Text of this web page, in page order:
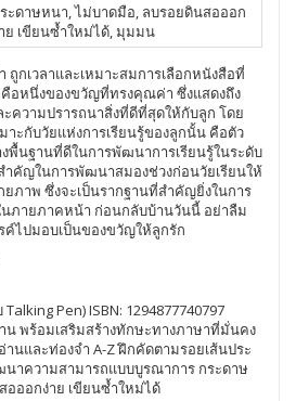
ะดาษหนา, ไม่บาดมือ, ลบรอยดินสอออก
ย เขียนซ้ำใหม่ได้, มุมมน
กเวลาและเหมาะสมการเลือกหนังสือที่
อหนึ่งของขวัญที่ทรงคุณค่า ซึ่งแสดงถึง
ะความปรารถนาสิ่งที่ดีที่สุดให้กับลูก โดย
าะกับวัยแห่งการเรียนรู้ของลูกนั้น คือตัว
พื้นฐานที่ดีในการพัฒนาการเรียนรู้ในระดับ
ำคัญในการพัฒนาสมองช่วงก่อนวัยเรียนให้
ยภาพ ซึ่งจะเป็นรากฐานที่สำคัญยิ่งในการ
นภายภาคหน้า ก่อนกลับบ้านวันนี้ อย่าลืม
ค์ไปมอบเป็นของขวัญให้ลูกรัก
Pen) ISBN: 1294877740797
น พร้อมเสริมสร้างทักษะทางภาษาที่มั่นคง
านและท่องจำ A-Z ฝึกคัดตามรอยเส้นประ
าความสามารถแบบบูรณาการ กระดาษ
ออกง่าย เขียนซ้ำใหม่ได้